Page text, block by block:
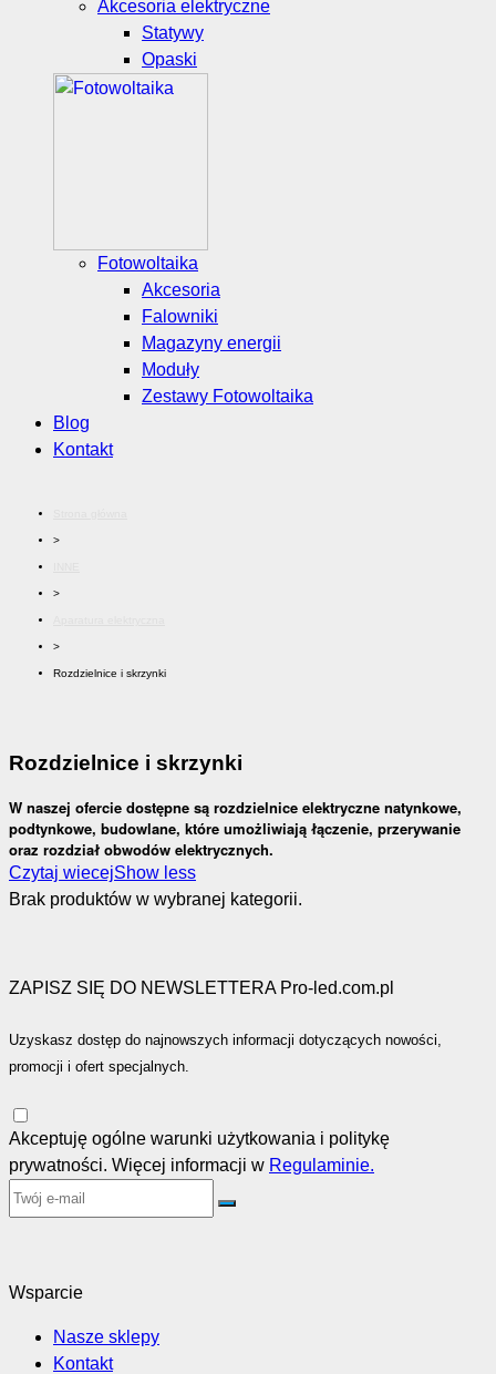
Akcesoria elektryczne
Statywy
Opaski
Fotowoltaika
Akcesoria
Falowniki
Magazyny energii
Moduły
Zestawy Fotowoltaika
Blog
Kontakt
>
>
>
Rozdzielnice i skrzynki
Rozdzielnice i skrzynki
W naszej ofercie dostępne są rozdzielnice elektryczne natynkowe,
podtynkowe, budowlane, które umożliwiają łączenie, przerywanie
oraz rozdział obwodów elektrycznych.
Czytaj wiecejShow less
Brak produktów w wybranej kategorii.
ZAPISZ SIĘ DO NEWSLETTERA Pro-led.com.pl
Uzyskasz dostęp do najnowszych informacji dotyczących nowości,
promocji i ofert specjalnych.
Akceptuję ogólne warunki użytkowania i politykę
prywatności. Więcej informacji w Regulaminie.
Wsparcie
Nasze sklepy
Kontakt